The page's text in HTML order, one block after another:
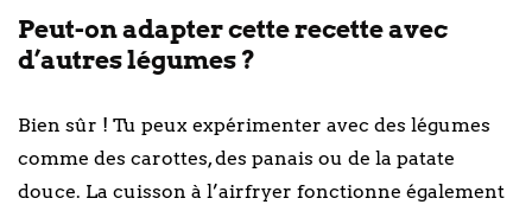
Peut-on adapter cette recette avec
d’autres légumes ?
Bien sûr ! Tu peux expérimenter avec des légumes
comme des carottes, des panais ou de la patate
douce. La cuisson à l’airfryer fonctionne également